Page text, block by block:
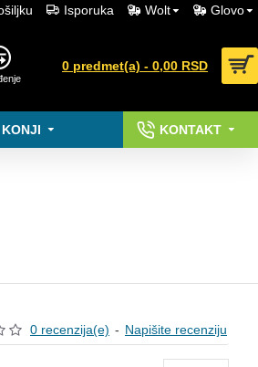
Isporuka Wolt Glovo
0 predmet(a) - 0,00 RSD
KONJI KONTAKT
0 recenzija(e) - Napišite recenziju